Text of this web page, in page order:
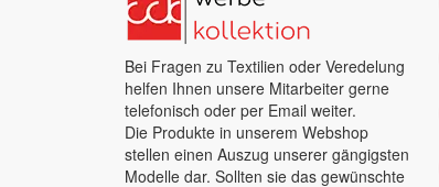
Bei Fragen zu Textilien oder Veredelung
helfen Ihnen unsere Mitarbeiter gerne
telefonisch oder per Email weiter.
Die Produkte in unserem Webshop
stellen einen Auszug unserer gängigsten
Modelle dar. Sollten sie das gewünschte